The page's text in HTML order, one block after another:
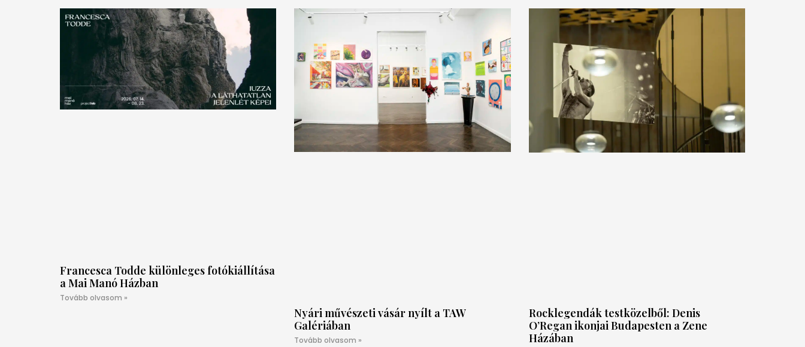
Francesca Todde különleges fotókiállítása
a Mai Manó Házban
Tovább olvasom »
Nyári művészeti vásár nyílt a TAW
Galériában
Tovább olvasom »
Rocklegendák testközelből: Denis
O’Regan ikonjai Budapesten a Zene
Házában